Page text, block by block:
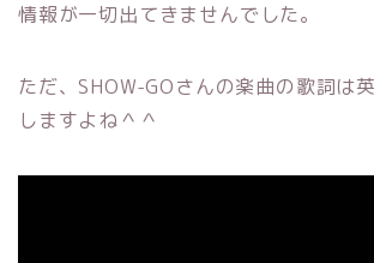
情報が一切出てきませんでした。
ただ、SHOW-GOさんの楽曲の歌詞は
しますよね＾＾